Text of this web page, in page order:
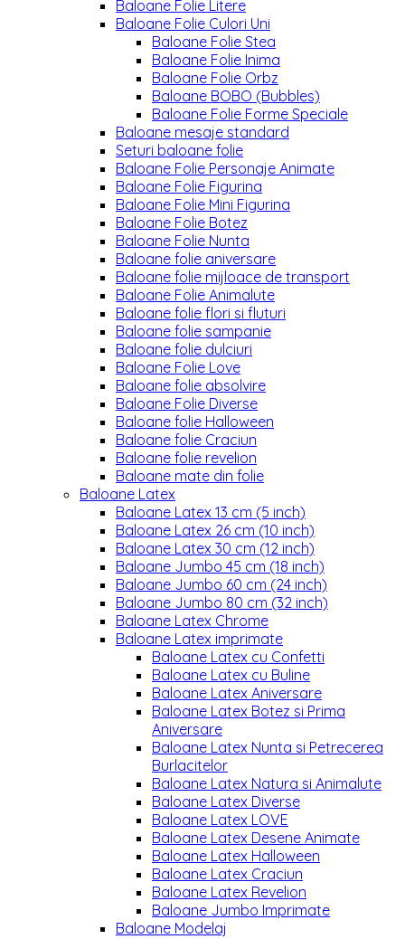
Baloane Folie Litere
Baloane Folie Culori Uni
Baloane Folie Stea
Baloane Folie Inima
Baloane Folie Orbz
Baloane BOBO (Bubbles)
Baloane Folie Forme Speciale
Baloane mesaje standard
Seturi baloane folie
Baloane Folie Personaje Animate
Baloane Folie Figurina
Baloane Folie Mini Figurina
Baloane Folie Botez
Baloane Folie Nunta
Baloane folie aniversare
Baloane folie mijloace de transport
Baloane Folie Animalute
Baloane folie flori si fluturi
Baloane folie sampanie
Baloane folie dulciuri
Baloane Folie Love
Baloane folie absolvire
Baloane Folie Diverse
Baloane folie Halloween
Baloane folie Craciun
Baloane folie revelion
Baloane mate din folie
Baloane Latex
Baloane Latex 13 cm (5 inch)
Baloane Latex 26 cm (10 inch)
Baloane Latex 30 cm (12 inch)
Baloane Jumbo 45 cm (18 inch)
Baloane Jumbo 60 cm (24 inch)
Baloane Jumbo 80 cm (32 inch)
Baloane Latex Chrome
Baloane Latex imprimate
Baloane Latex cu Confetti
Baloane Latex cu Buline
Baloane Latex Aniversare
Baloane Latex Botez si Prima
Aniversare
Baloane Latex Nunta si Petrecerea
Burlacitelor
Baloane Latex Natura si Animalute
Baloane Latex Diverse
Baloane Latex LOVE
Baloane Latex Desene Animate
Baloane Latex Halloween
Baloane Latex Craciun
Baloane Latex Revelion
Baloane Jumbo Imprimate
Baloane Modelaj